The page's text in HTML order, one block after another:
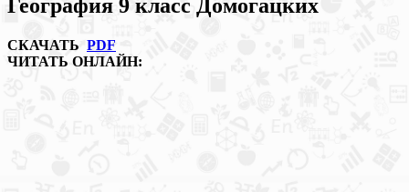
География 9 класс Домогацких
СКАЧАТЬ PDF
ЧИТАТЬ ОНЛАЙН: